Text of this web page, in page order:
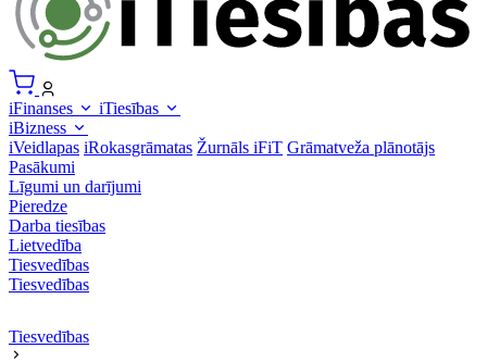
iFinanses
iTiesības
iBizness
iVeidlapas iRokasgrāmatas Žurnāls iFiT Grāmatveža plānotājs
Pasākumi
Līgumi un darījumi
Pieredze
Darba tiesības
Lietvedība
Tiesvedības
Tiesvedības
Tiesvedības